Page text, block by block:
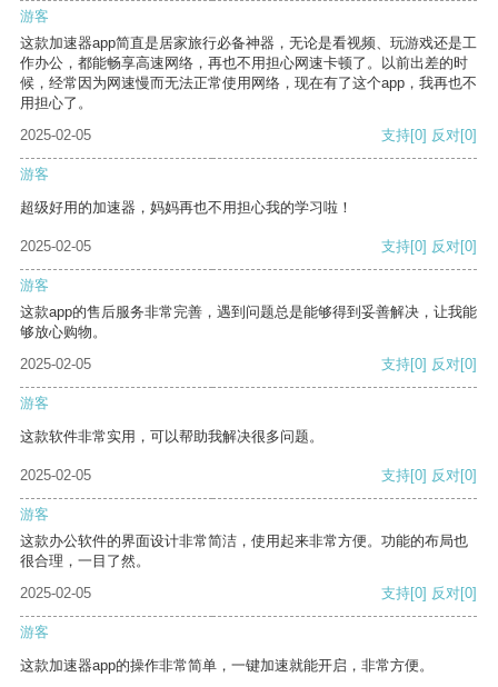
游客
这款加速器app简直是居家旅行必备神器，无论是看视频、玩游戏还是工
作办公，都能畅享高速网络，再也不用担心网速卡顿了。以前出差的时
候，经常因为网速慢而无法正常使用网络，现在有了这个app，我再也不
用担心了。
2025-02-05
支持[0] 反对[0]
游客
超级好用的加速器，妈妈再也不用担心我的学习啦！
2025-02-05 支持[0] 反对[0]
游客
这款app的售后服务非常完善，遇到问题总是能够得到妥善解决，让我能
够放心购物。
2025-02-05
支持[0] 反对[0]
游客
这款软件非常实用，可以帮助我解决很多问题。
2025-02-05 支持[0] 反对[0]
游客
这款办公软件的界面设计非常简洁，使用起来非常方便。功能的布局也
很合理，一目了然。
2025-02-05
支持[0] 反对[0]
游客
这款加速器app的操作非常简单，一键加速就能开启，非常方便。